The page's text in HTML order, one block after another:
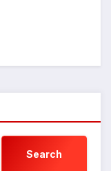
Search